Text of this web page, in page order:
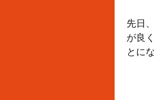
先日
が良
とに